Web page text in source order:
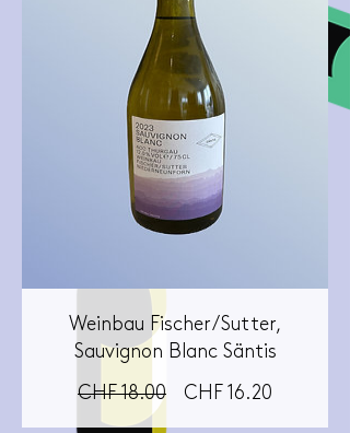
Weinbau Fischer/Sutter,
Sauvignon Blanc Säntis
CHF 18.00 Standardpreis
CHF 16.20